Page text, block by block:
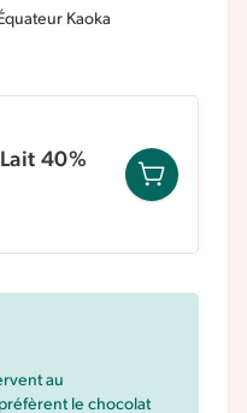
Kaoka
40%
au
le chocolat